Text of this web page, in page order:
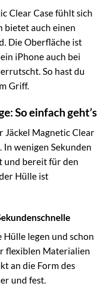
Clear Case fühlt sich
bietet auch einen
Die Oberfläche ist
iPhone auch bei
So hast du
Griff.
So einfach geht’s
Jäckel Magnetic Clear
In wenigen Sekunden
und bereit für den
Hülle ist
Hülle legen und schon
flexiblen Materialien
an die Form des
und fest.